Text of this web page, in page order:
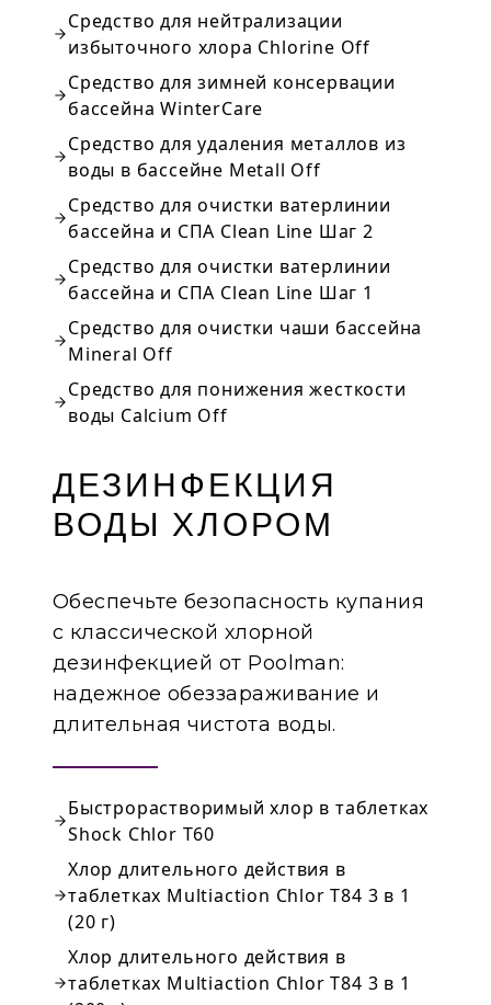
Средство для нейтрализации
избыточного хлора Chlorine Off
Средство для зимней консервации
бассейна WinterCare
Средство для удаления металлов из
воды в бассейне Metall Off
Средство для очистки ватерлинии
бассейна и СПА Clean Line Шаг 2
Средство для очистки ватерлинии
бассейна и СПА Clean Line Шаг 1
Средство для очистки чаши бассейна
Mineral Off
Средство для понижения жесткости
воды Calcium Off
ДЕЗИНФЕКЦИЯ
ВОДЫ ХЛОРОМ
Обеспечьте безопасность купания
с классической хлорной
дезинфекцией от Poolman:
надежное обеззараживание и
длительная чистота воды.
Быстрорастворимый хлор в таблетках
Shock Chlor T60
Хлор длительного действия в
таблетках Multiaction Chlor T84 3 в 1
(20 г)
Хлор длительного действия в
таблетках Multiaction Chlor T84 3 в 1